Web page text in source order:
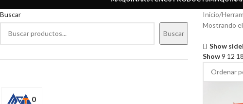
Buscar
Buscar
0
Inicio
Mostrando
Show
Show9 12 18